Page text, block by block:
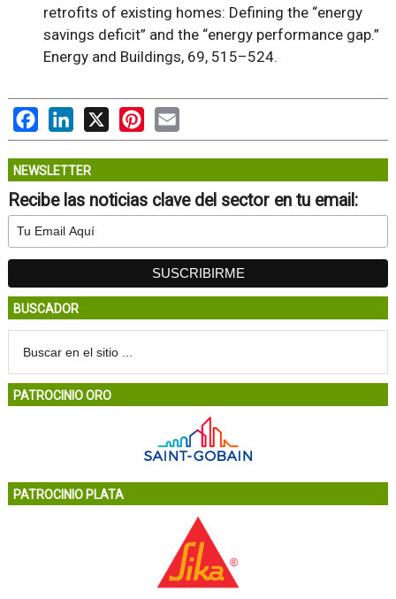
retrofits of existing homes: Defining the “energy
savings deficit” and the “energy performance gap.”
Energy and Buildings, 69, 515–524.
FacebookLinkedIn
X PinterestEmail
NEWSLETTER
Recibe las noticias clave del sector en tu email:
BUSCADOR
PATROCINIO ORO
PATROCINIO PLATA